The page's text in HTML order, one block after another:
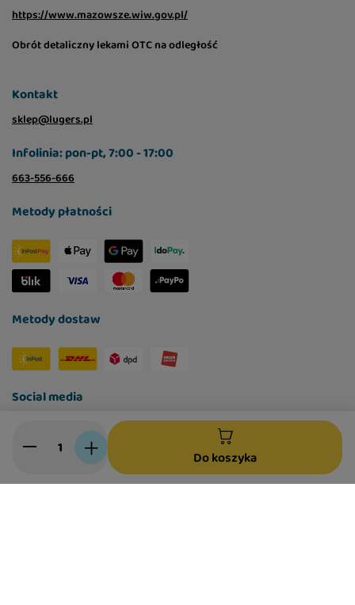
Do koszyka
https://www.mazowsze.wiw.gov.pl/
Obrót detaliczny lekami OTC na odległość
Kontakt
sklep@lugers.pl
Infolinia: pon-pt, 7:00 - 17:00
663-556-666
Metody płatności
Metody dostaw
Social media